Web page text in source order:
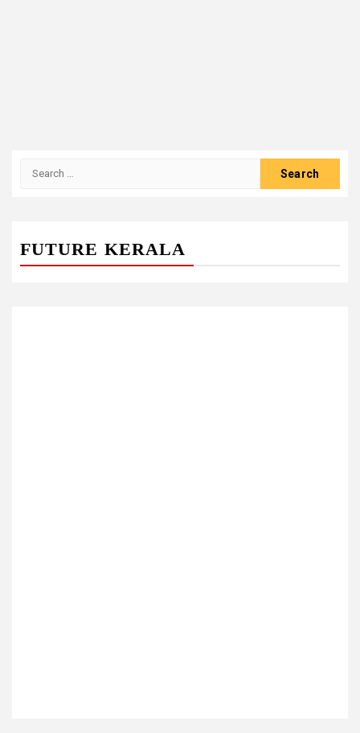
Search
FUTURE KERALA